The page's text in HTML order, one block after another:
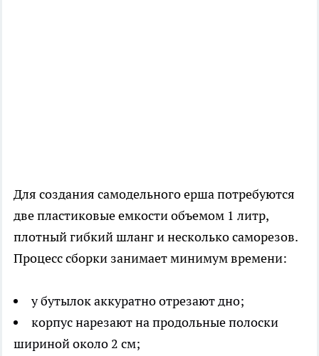
Для создания самодельного ерша потребуются
две пластиковые емкости объемом 1 литр,
плотный гибкий шланг и несколько саморезов.
Процесс сборки занимает минимум времени:
у бутылок аккуратно отрезают дно;
корпус нарезают на продольные полоски
шириной около 2 см;